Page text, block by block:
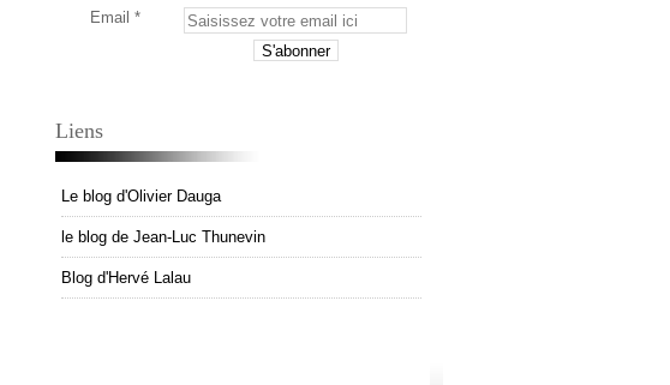
Email
Liens
Le blog d'Olivier Dauga
le blog de Jean-Luc Thunevin
Blog d'Hervé Lalau